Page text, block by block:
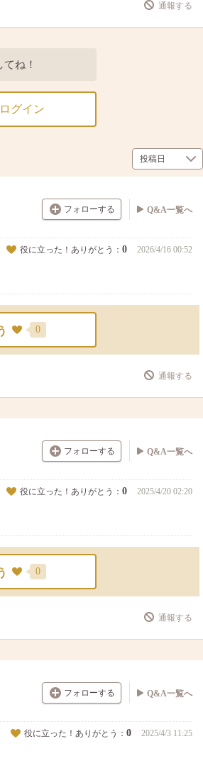
通報する
ね！
グイン
フォローする Q&A一覧へ
役に立った！ありがとう： 0 2026/4/16 00:52
0
通報する
フォローする Q&A一覧へ
役に立った！ありがとう： 0 2025/4/20 02:20
0
通報する
フォローする Q&A一覧へ
役に立った！ありがとう： 0 2025/4/3 11:25